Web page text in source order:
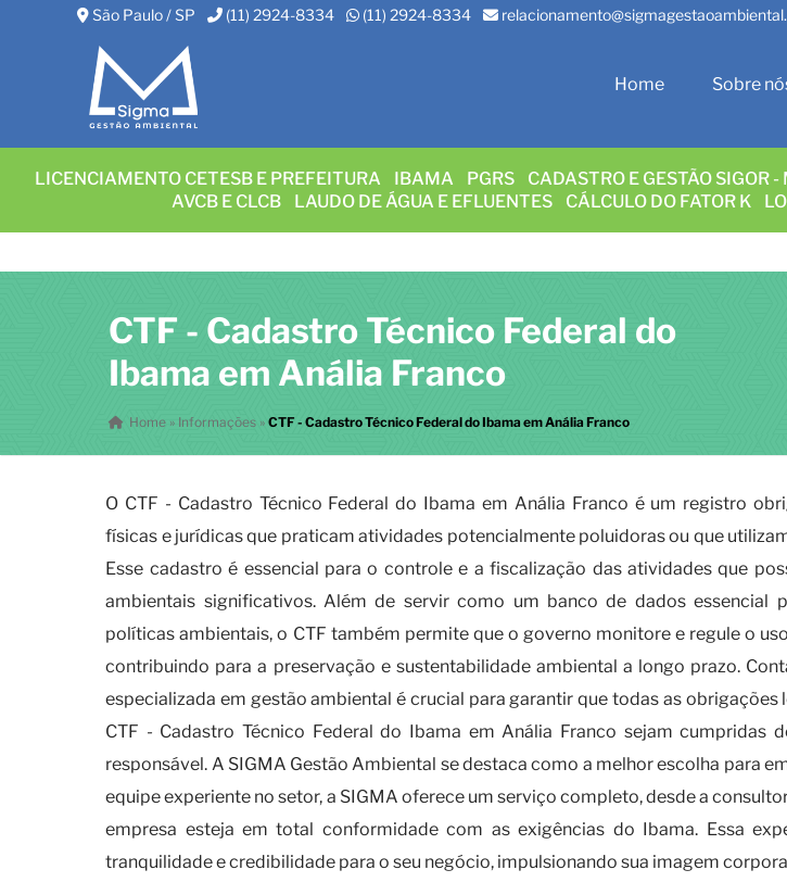
São Paulo / SP (11) 2924-8334 (11) 2924-8334
Home Sobre
LICENCIAMENTO CETESB E PREFEITURA IBAMA PGRS CADASTRO E GESTÃO SIGOR -
AVCB E CLCB
LAUDO DE ÁGUA E EFLUENTES CÁLCULO DO FATOR K
CTF - Cadastro Técnico Federal do
Ibama em Anália Franco
Home » Informações »CTF - Cadastro Técnico Federal do Ibama em Anália Franco
O CTF - Cadastro Técnico Federal do Ibama em Anália Franco é um registro
físicas e jurídicas que praticam atividades potencialmente poluidoras ou que
Esse cadastro é essencial para o controle e a fiscalização das atividades que
ambientais significativos. Além de servir como um banco de dados essencial
políticas ambientais, o CTF também permite que o governo monitore e regule o
contribuindo para a preservação e sustentabilidade ambiental a longo prazo.
especializada em gestão ambiental é crucial para garantir que todas as obrigações
CTF - Cadastro Técnico Federal do Ibama em Anália Franco sejam cumpridas
responsável. A SIGMA Gestão Ambiental se destaca como a melhor escolha para
equipe experiente no setor, a SIGMA oferece um serviço completo, desde a
empresa esteja em total conformidade com as exigências do Ibama. Essa
tranquilidade e credibilidade para o seu negócio, impulsionando sua imagem